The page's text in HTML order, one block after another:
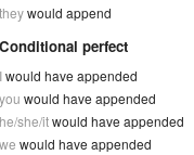
theywould append
Conditional perfect
Iwould have appended
you would have appended
he/she/itwould have appended
we would have appended